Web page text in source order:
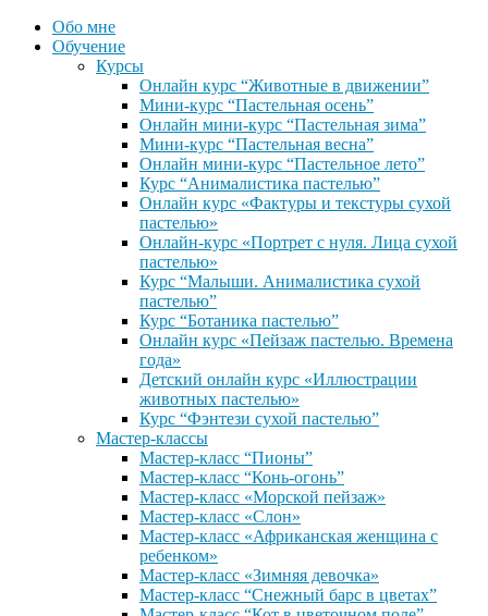
Обо мне
Обучение
Курсы
Онлайн курс “Животные в движении”
Мини-курс “Пастельная осень”
Онлайн мини-курс “Пастельная зима”
Мини-курс “Пастельная весна”
Онлайн мини-курс “Пастельное лето”
Курс “Анималистика пастелью”
Онлайн курс «Фактуры и текстуры сухой
пастелью»
Онлайн-курс «Портрет с нуля. Лица сухой
пастелью»
Курс “Малыши. Анималистика сухой
пастелью”
Курс “Ботаника пастелью”
Онлайн курс «Пейзаж пастелью. Времена
года»
Детский онлайн курс «Иллюстрации
животных пастелью»
Курс “Фэнтези сухой пастелью”
Мастер-классы
Мастер-класс “Пионы”
Мастер-класс “Конь-огонь”
Мастер-класс «Морской пейзаж»
Мастер-класс «Слон»
Мастер-класс «Африканская женщина с
ребенком»
Мастер-класс «Зимняя девочка»
Мастер-класс “Снежный барс в цветах”